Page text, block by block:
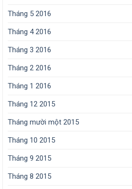
Tháng 5 2016
Tháng 4 2016
Tháng 3 2016
Tháng 2 2016
Tháng 1 2016
Tháng 12 2015
Tháng mười một 2015
Tháng 10 2015
Tháng 9 2015
Tháng 8 2015